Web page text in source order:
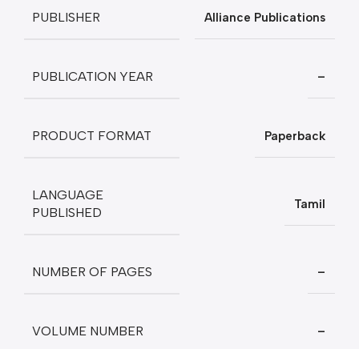
PUBLISHER Alliance Publications
PUBLICATION YEAR –
PRODUCT FORMAT Paperback
LANGUAGE
PUBLISHED
Tamil
NUMBER OF PAGES –
VOLUME NUMBER –